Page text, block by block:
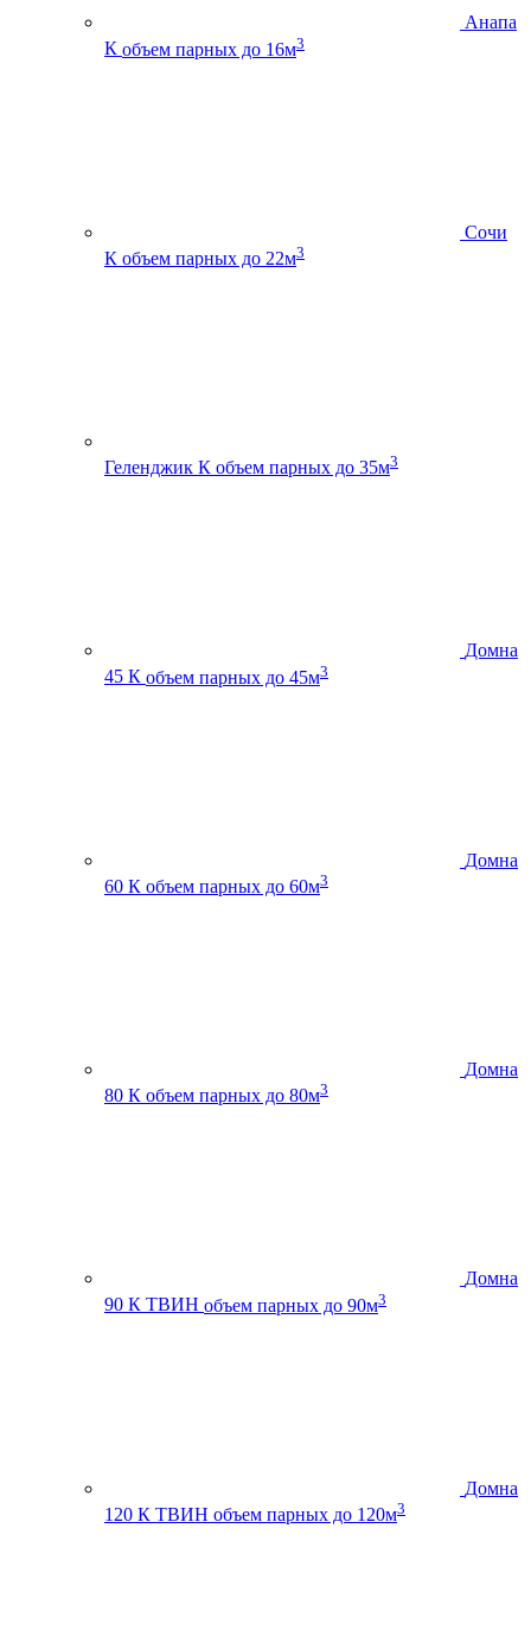
Анапа
К объем парных до 16м3
Сочи
К объем парных до 22м3
Геленджик К объем парных до 35м3
Домна
45 К объем парных до 45м3
Домна
60 К объем парных до 60м3
Домна
80 К объем парных до 80м3
Домна
90 К ТВИН объем парных до 90м3
Домна
120 К ТВИН объем парных до 120м3